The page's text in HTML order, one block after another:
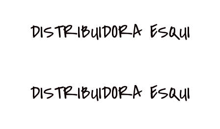
DISTRIBUIDORA ESQUI
DISTRIBUIDORA ESQUI